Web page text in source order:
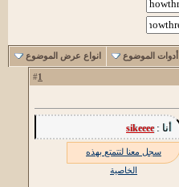
أدوات الموضوع انواع عرض الموضوع
1
أنا :sikeeee
سجل معنا لتتمتع بهذه
الخاصية